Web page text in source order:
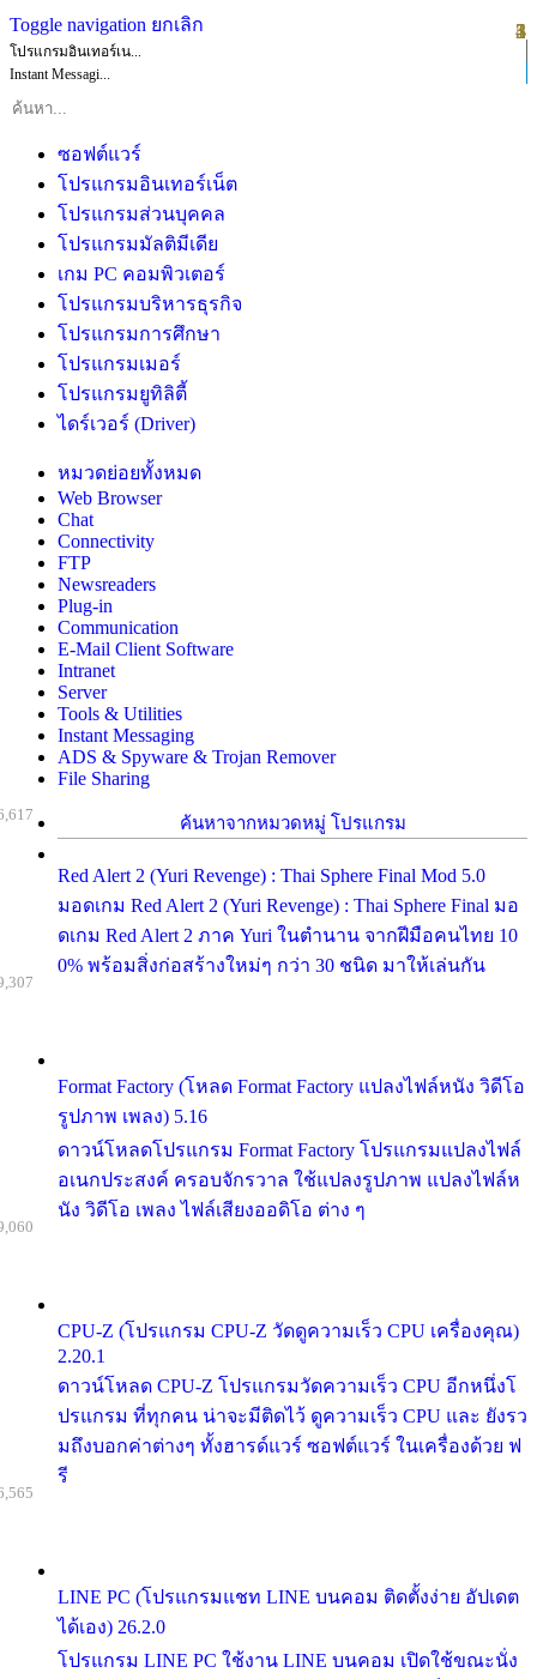
Toggle navigation ยกเลิก
โปรแกรมอินเทอร์เน...
Instant Messagi...
ซอฟต์แวร์
โปรแกรมอินเทอร์เน็ต
โปรแกรมส่วนบุคคล
โปรแกรมมัลติมีเดีย
เกม PC คอมพิวเตอร์
โปรแกรมบริหารธุรกิจ
โปรแกรมการศึกษา
โปรแกรมเมอร์
โปรแกรมยูทิลิตี้
ไดร์เวอร์ (Driver)
หมวดย่อยทั้งหมด
Web Browser
Chat
Connectivity
FTP
Newsreaders
Plug-in
Communication
E-Mail Client Software
Intranet
Server
Tools & Utilities
Instant Messaging
ADS & Spyware & Trojan Remover
File Sharing
ค้นหาจากหมวดหมู่ โปรแกรม
Red Alert 2 (Yuri Revenge) : Thai Sphere Final Mod 5.0
มอดเกม Red Alert 2 (Yuri Revenge) : Thai Sphere Final มอ
ดเกม Red Alert 2 ภาค Yuri ในตำนาน จากฝีมือคนไทย 10
0% พร้อมสิ่งก่อสร้างใหม่ๆ กว่า 30 ชนิด มาให้เล่นกัน
Format Factory (โหลด Format Factory แปลงไฟล์หนัง วิดีโอ
รูปภาพ เพลง) 5.16
ดาวน์โหลดโปรแกรม Format Factory โปรแกรมแปลงไฟล์
อเนกประสงค์ ครอบจักรวาล ใช้แปลงรูปภาพ แปลงไฟล์ห
นัง วิดีโอ เพลง ไฟล์เสียงออดิโอ ต่าง ๆ
CPU-Z (โปรแกรม CPU-Z วัดดูความเร็ว CPU เครื่องคุณ)
2.20.1
ดาวน์โหลด CPU-Z โปรแกรมวัดความเร็ว CPU อีกหนึ่งโ
ปรแกรม ที่ทุกคน น่าจะมีติดไว้ ดูความเร็ว CPU และ ยังรว
มถึงบอกค่าต่างๆ ทั้งฮารด์แวร์ ซอฟต์แวร์ ในเครื่องด้วย ฟ
รี
LINE PC (โปรแกรมแชท LINE บนคอม ติดตั้งง่าย อัปเดต
ได้เอง) 26.2.0
โปรแกรม LINE PC ใช้งาน LINE บนคอม เปิดใช้ขณะนั่ง
1
2
3
4
5